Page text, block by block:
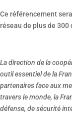
Ce référencement
réseau de plus de
La direction de la
outil essentiel de la
partenaires face aux
travers le monde, la
défense, de sécurité